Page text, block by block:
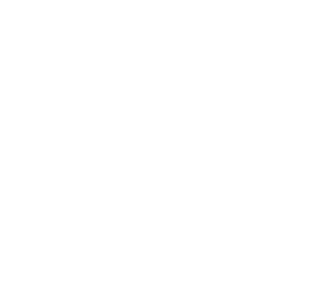
bandeau des cookies